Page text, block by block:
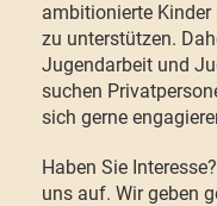
ambitionierte
zu unterstützen.
Jugendarbeit und
suchen
sich gerne
Haben Sie
uns auf. Wir geben